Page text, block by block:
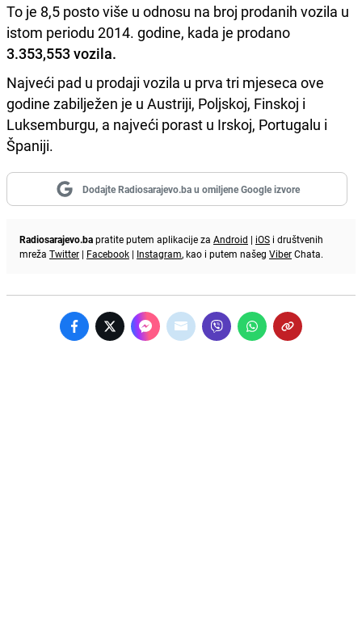
To je 8,5 posto više u odnosu na broj prodanih vozila u
istom periodu 2014. godine, kada je prodano
3.353,553 vozila.
Najveći pad u prodaji vozila u prva tri mjeseca ove
godine zabilježen je u Austriji, Poljskoj, Finskoj i
Luksemburgu, a najveći porast u Irskoj, Portugalu i
Španiji.
Dodajte Radiosarajevo.ba u omiljene Google izvore
Radiosarajevo.bapratite putem aplikacije za Android | iOS i društvenih
mreža Twitter | Facebook | Instagram, kao i putem našeg ViberChata.